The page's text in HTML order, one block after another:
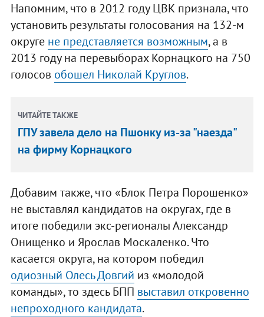
Напомним, что в 2012 году ЦВК признала, что
установить результаты голосования на 132-м
округе не представляется возможным, а в
2013 году на перевыборах Корнацкого на 750
голосов обошел Николай Круглов.
ЧИТАЙТЕ ТАКЖЕ
ГПУ завела дело на Пшонку из-за "наезда"
на фирму Корнацкого
Добавим также, что «Блок Петра Порошенко»
не выставлял кандидатов на округах, где в
итоге победили экс-регионалы Александр
Онищенко и Ярослав Москаленко. Что
касается округа, на котором победил
одиозный Олесь Довгий из «молодой
команды», то здесь БПП выставил откровенно
непроходного кандидата.